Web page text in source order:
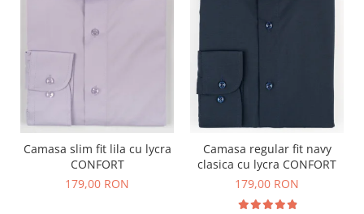
Camasa slim fit lila cu lycra
CONFORT
179,00 RON
Camasa regular fit navy
clasica cu lycra CONFORT
179,00 RON